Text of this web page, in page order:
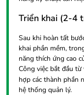
Triển khai (2-4
Sau khi hoàn tất
khai phần mềm,
năng thích ứng cao
Công việc bắt đầu
hợp các thành phần
hệ thống quản lý.